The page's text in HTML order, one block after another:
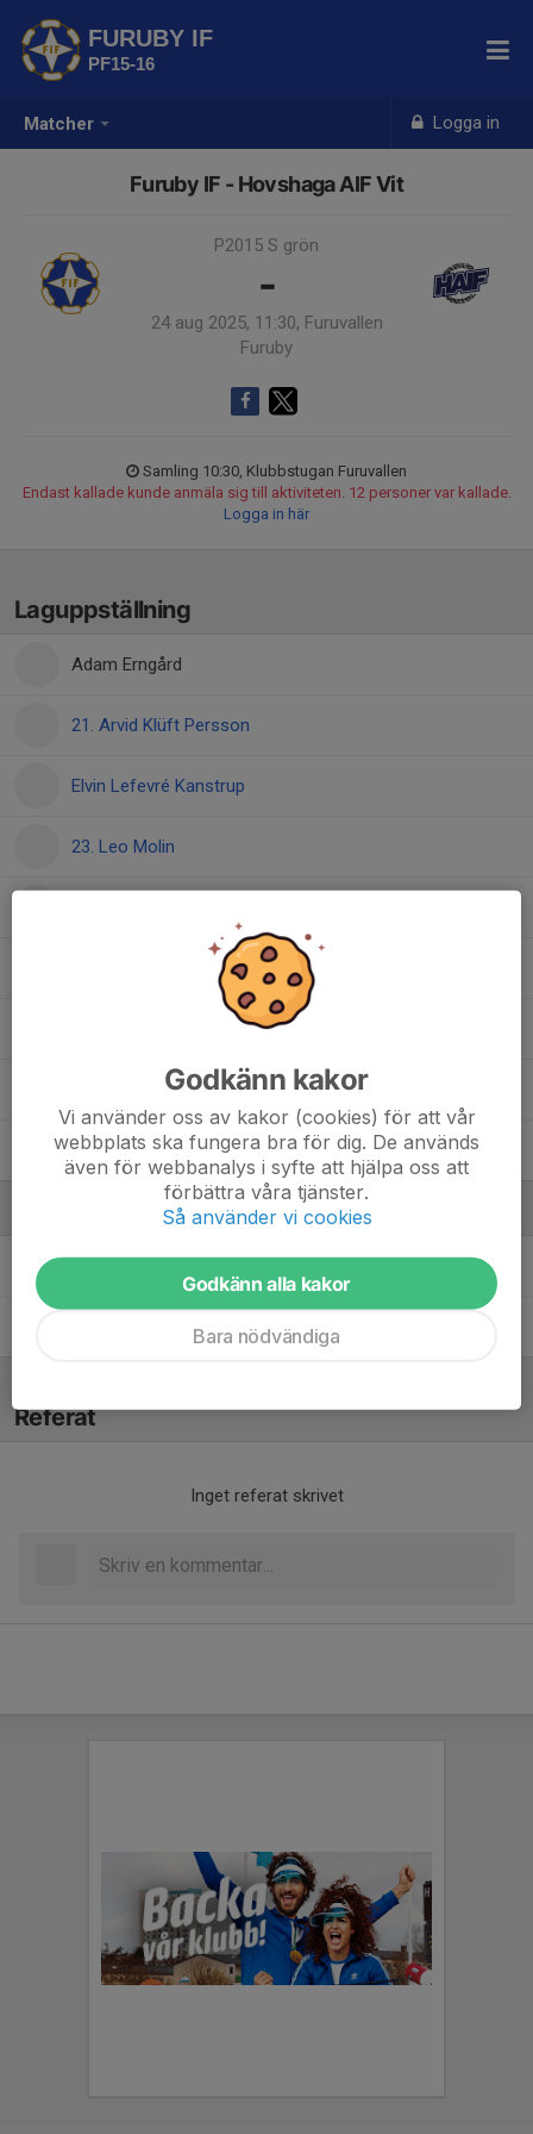
Matcher Logga in
FURUBY IF
PF15-16
Furuby IF - Hovshaga AIF Vit
P2015 S grön
-
24 aug 2025, 11:30, Furuvallen
Furuby
Samling 10:30, Klubbstugan Furuvallen
Endast kallade kunde anmäla sig till aktiviteten. 12 personer var kallade.
Logga in här
Laguppställning
Adam Erngård
21. Arvid Klüft Persson
Elvin Lefevré Kanstrup
23. Leo Molin
12. Wiggo Karlsson
19. William Fredriksson
Jonas KarlssonTränare
Referat
Inget referat skrivet
Godkänn kakor
Vi använder oss av kakor (cookies) för att vår
webbplats ska fungera bra för dig. De används
även för webbanalys i syfte att hjälpa oss att
förbättra våra tjänster.
Så använder vi cookies
Godkänn alla kakor
Bara nödvändiga